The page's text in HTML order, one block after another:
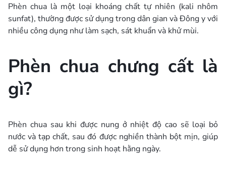
Phèn chua là một loại khoáng chất tự nhiên (kali nhôm
sunfat), thường được sử dụng trong dân gian và Đông y với
nhiều công dụng như làm sạch, sát khuẩn và khử mùi.
Phèn chua chưng cất là
gì?
Phèn chua sau khi được nung ở nhiệt độ cao sẽ loại bỏ
nước và tạp chất, sau đó được nghiền thành bột mịn, giúp
dễ sử dụng hơn trong sinh hoạt hằng ngày.